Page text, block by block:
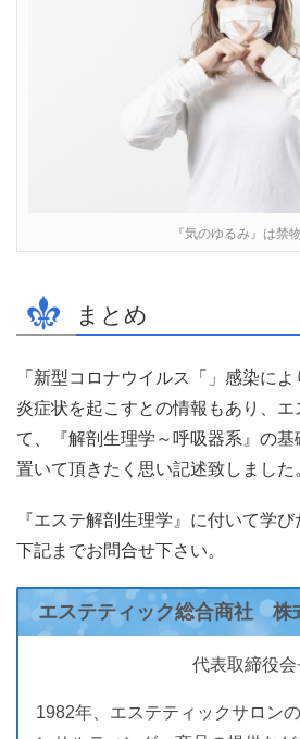
『気のゆるみ』は禁
まとめ
「新型コロナウイルス「」感染に
炎症状を起こすとの情報もあり、エ
て、『解剖生理学～呼吸器系』の
置いて頂きたく思い記述致しました
『エステ解剖生理学』に付いて学び
下記までお問合せ下さい。
エステティック総合商社 株
代表取締役会長
1982年、エステティックサロン